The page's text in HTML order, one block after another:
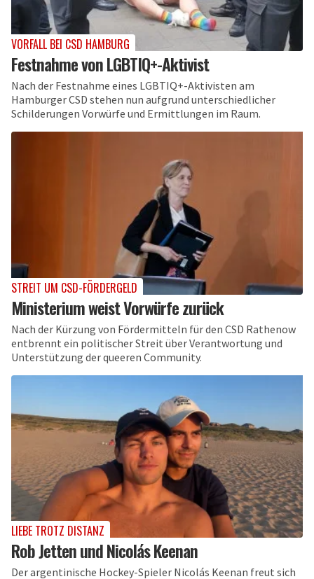
VORFALL BEI CSD HAMBURG
Festnahme von LGBTIQ+-Aktivist
Nach der Festnahme eines LGBTIQ+-Aktivisten am
Hamburger CSD stehen nun aufgrund unterschiedlicher
Schilderungen Vorwürfe und Ermittlungen im Raum.
STREIT UM CSD-FÖRDERGELD
Ministerium weist Vorwürfe zurück
Nach der Kürzung von Fördermitteln für den CSD Rathenow
entbrennt ein politischer Streit über Verantwortung und
Unterstützung der queeren Community.
LIEBE TROTZ DISTANZ
Rob Jetten und Nicolás Keenan
Der argentinische Hockey-Spieler Nicolás Keenan freut sich